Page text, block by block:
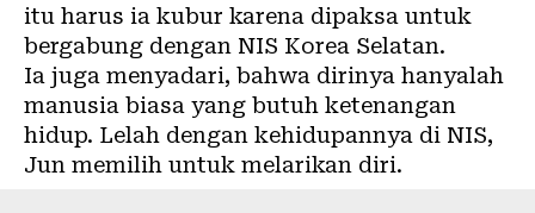
itu harus ia kubur karena dipaksa untuk
bergabung dengan NIS Korea Selatan.
Ia juga menyadari, bahwa dirinya hanyalah
manusia biasa yang butuh ketenangan
hidup. Lelah dengan kehidupannya di NIS,
Jun memilih untuk melarikan diri.